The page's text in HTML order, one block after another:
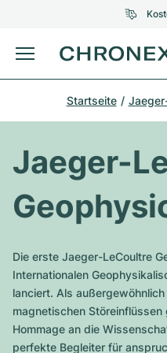
Uhr kaufen
AUSGEWÄHLTE MARKEN
Top-Modelle
Air-King
Omega
Alle Omega Modelle
Top-Modelle
Patek Philippe
Alle Patek Philippe Modelle
Top-Modelle
Alle Audemars Piguet Modelle
Cartier
Breitling
Uhr verkaufen
AUSGEWÄHLTE MARKEN
Tiffany
Louis Vuitton
Van Cleef & Arpels
Bvlgari
Neuzugänge
Service
Startseite
Jaeger-
Die erste Jaeger-LeCoultre
Internationalen
lanciert. Als
magnetischen
Hommage an die
perfekte Begleiter für